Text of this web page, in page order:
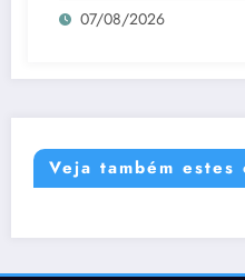
07/08/2026
Veja também estes